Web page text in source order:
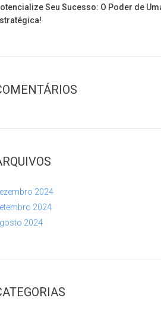
Seu Sucesso: O Poder de
2024
2024
2024